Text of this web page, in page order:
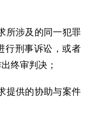
涉及的同一犯罪
行刑事诉讼，或者
终审判决；
供的协助与案件